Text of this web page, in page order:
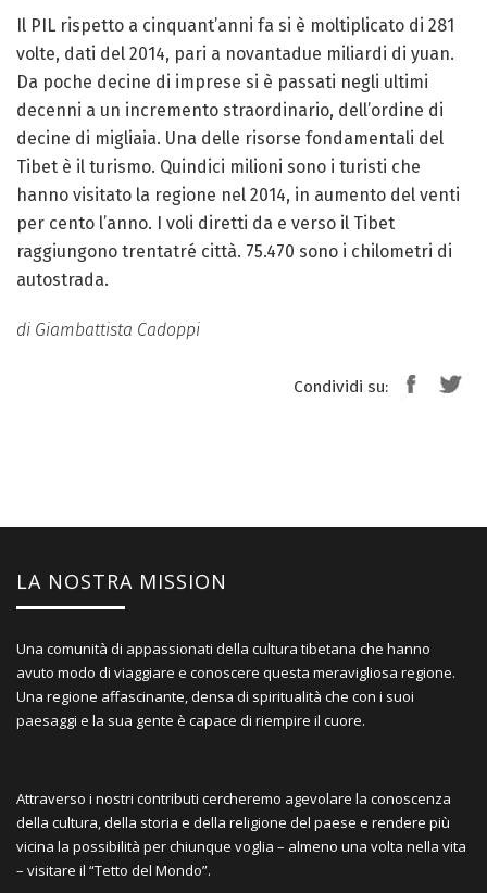
Il PIL rispetto a cinquant’anni fa si è moltiplicato di 281
volte, dati del 2014, pari a novantadue miliardi di yuan.
Da poche decine di imprese si è passati negli ultimi
decenni a un incremento straordinario, dell’ordine di
decine di migliaia. Una delle risorse fondamentali del
Tibet è il turismo. Quindici milioni sono i turisti che
hanno visitato la regione nel 2014, in aumento del venti
per cento l’anno. I voli diretti da e verso il Tibet
raggiungono trentatré città. 75.470 sono i chilometri di
autostrada.
di Giambattista Cadoppi
Condividi su:
LA NOSTRA MISSION
Una comunità di appassionati della cultura tibetana che hanno
avuto modo di viaggiare e conoscere questa meravigliosa regione.
Una regione affascinante, densa di spiritualità che con i suoi
paesaggi e la sua gente è capace di riempire il cuore.
Attraverso i nostri contributi cercheremo agevolare la conoscenza
della cultura, della storia e della religione del paese e rendere più
vicina la possibilità per chiunque voglia – almeno una volta nella vita
– visitare il “Tetto del Mondo”.